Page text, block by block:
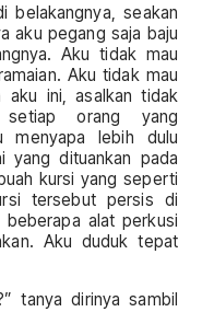
belakangnya, seakan
aku pegang saja baju
Aku tidak mau
Aku tidak mau
aku ini, asalkan tidak
setiap orang yang
menyapa lebih dulu
yang dituankan pada
kursi yang seperti
tersebut persis di
alat perkusi
Aku duduk tepat
tanya dirinya sambil